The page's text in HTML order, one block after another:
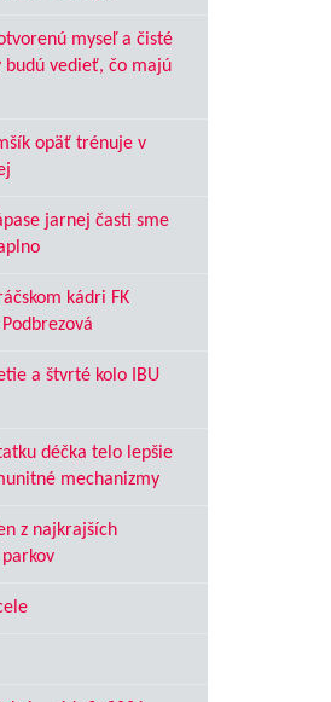
myseľ a čisté
budú vedieť, čo majú
opäť trénuje v
jarnej časti sme
kádri FK
a štvrté kolo IBU
déčka telo lepšie
mechanizmy
z najkrajších